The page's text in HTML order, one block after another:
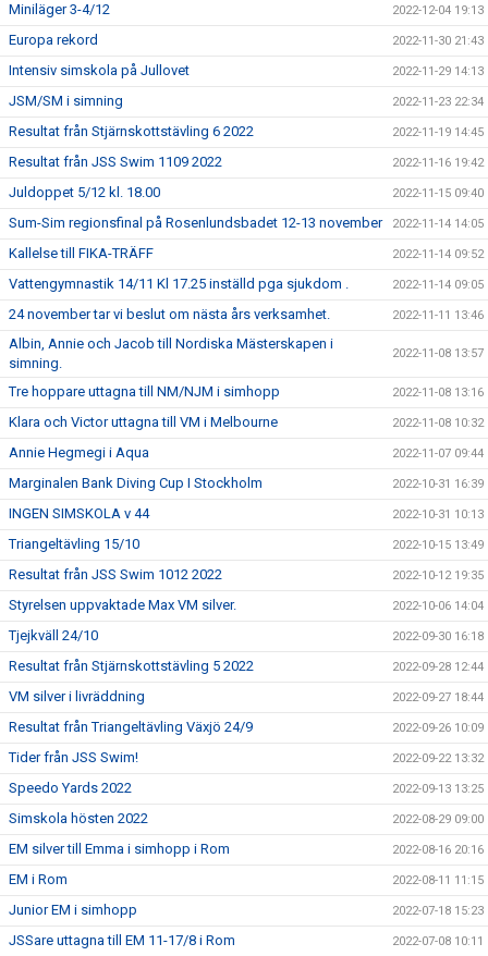
Miniläger 3-4/12 2022-12-04 19:13
Europa rekord 2022-11-30 21:43
Intensiv simskola på Jullovet 2022-11-29 14:13
JSM/SM i simning 2022-11-23 22:34
Resultat från Stjärnskottstävling 6 2022 2022-11-19 14:45
Resultat från JSS Swim 1109 2022 2022-11-16 19:42
Juldoppet 5/12 kl. 18.00 2022-11-15 09:40
Sum-Sim regionsfinal på Rosenlundsbadet 12-13 november 2022-11-14 14:05
Kallelse till FIKA-TRÄFF 2022-11-14 09:52
Vattengymnastik 14/11 Kl 17.25 inställd pga sjukdom . 2022-11-14 09:05
24 november tar vi beslut om nästa års verksamhet. 2022-11-11 13:46
Albin, Annie och Jacob till Nordiska Mästerskapen i
simning.
2022-11-08 13:57
Tre hoppare uttagna till NM/NJM i simhopp 2022-11-08 13:16
Klara och Victor uttagna till VM i Melbourne 2022-11-08 10:32
Annie Hegmegi i Aqua 2022-11-07 09:44
Marginalen Bank Diving Cup I Stockholm 2022-10-31 16:39
INGEN SIMSKOLA v 44 2022-10-31 10:13
Triangeltävling 15/10 2022-10-15 13:49
Resultat från JSS Swim 1012 2022 2022-10-12 19:35
Styrelsen uppvaktade Max VM silver. 2022-10-06 14:04
Tjejkväll 24/10 2022-09-30 16:18
Resultat från Stjärnskottstävling 5 2022 2022-09-28 12:44
VM silver i livräddning 2022-09-27 18:44
Resultat från Triangeltävling Växjö 24/9 2022-09-26 10:09
Tider från JSS Swim! 2022-09-22 13:32
Speedo Yards 2022 2022-09-13 13:25
Simskola hösten 2022 2022-08-29 09:00
EM silver till Emma i simhopp i Rom 2022-08-16 20:16
EM i Rom 2022-08-11 11:15
Junior EM i simhopp 2022-07-18 15:23
JSSare uttagna till EM 11-17/8 i Rom 2022-07-08 10:11